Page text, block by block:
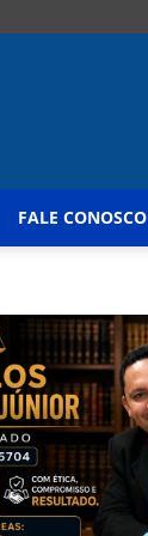
FALE CONOSCO